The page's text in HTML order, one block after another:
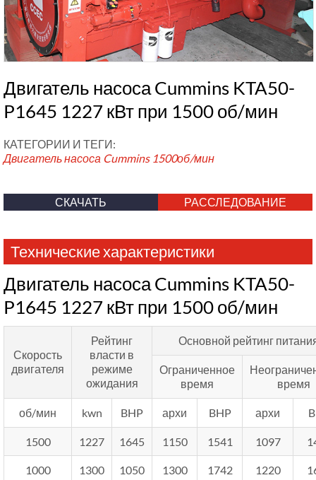
Двигатель насоса Cummins KTA50-
P1645 1227 кВт при 1500 об/мин
КАТЕГОРИИ И ТЕГИ:
Двигатель насоса Cummins 1500об/мин
СКАЧАТЬ РАССЛЕДОВАНИЕ
Технические характеристики
Двигатель насоса Cummins KTA50-
P1645 1227 кВт при 1500 об/мин
Скорость
двигателя
Рейтинг
власти в
режиме
ожидания
Основной рейтинг
Ограниченное
время
время
об/мин kwn BHP архи BHP архи
1500 1227 1645 1150 1541 1097
1000 1300 1050 1300 1742 1220